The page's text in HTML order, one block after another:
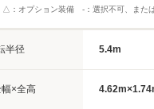
オプション装備 -：選択不可、または
半径 5.4m
×全高